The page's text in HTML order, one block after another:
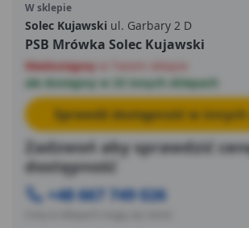
bliskiej osoby bez konieczności stałej
W sklepie
Solec Kujawski ul. Garbary 2 D
PSB Mrówka Solec Kujawski
Niedostępny
ale dostępny w 33 innych sklepach
Sprawdź dostępność w
Zadzwoń aby sprawdzić
dostępność
+48 667 749 026